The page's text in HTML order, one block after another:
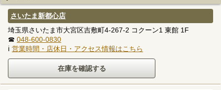
さいたま新都心店
埼玉県さいたま市大宮区吉敷町4-267-2 コクーン1 東館 1F
☎ 048-600-0830
ℹ 営業時間・店休日・アクセス情報はこちら